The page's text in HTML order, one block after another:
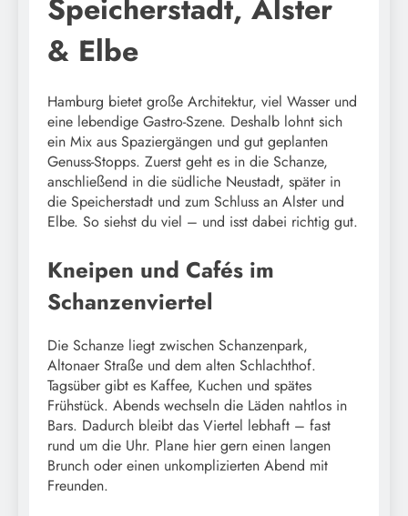
Speicherstadt, Alster
& Elbe
Hamburg bietet große Architektur, viel Wasser und
eine lebendige Gastro-Szene. Deshalb lohnt sich
ein Mix aus Spaziergängen und gut geplanten
Genuss-Stopps. Zuerst geht es in die Schanze,
anschließend in die südliche Neustadt, später in
die Speicherstadt und zum Schluss an Alster und
Elbe. So siehst du viel – und isst dabei richtig gut.
Kneipen und Cafés im
Schanzenviertel
Die Schanze liegt zwischen Schanzenpark,
Altonaer Straße und dem alten Schlachthof.
Tagsüber gibt es Kaffee, Kuchen und spätes
Frühstück. Abends wechseln die Läden nahtlos in
Bars. Dadurch bleibt das Viertel lebhaft – fast
rund um die Uhr. Plane hier gern einen langen
Brunch oder einen unkomplizierten Abend mit
Freunden.